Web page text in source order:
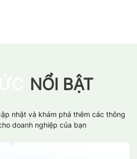
NỔI BẬT
nhật và khám phá thêm các thông
doanh nghiệp của bạn